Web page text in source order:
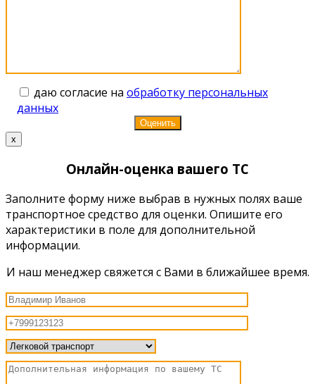
даю согласие на обработку персональных
данных
x
Онлайн-оценка вашего ТС
Заполните форму ниже выбрав в нужных полях ваше
транспортное средство для оценки. Опишите его
характеристики в поле для дополнительной
информации.
И наш менеджер свяжется с Вами в ближайшее время.